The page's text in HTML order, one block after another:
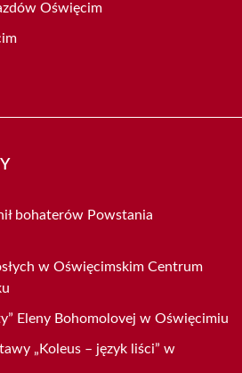
Oświęcim
bohaterów Powstania
w Oświęcimskim Centrum
Eleny Bohomolovej w Oświęcimiu
„Koleus – język liści” w